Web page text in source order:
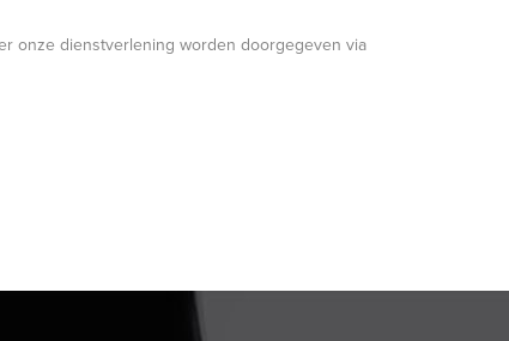
onze dienstverlening worden doorgegeven via